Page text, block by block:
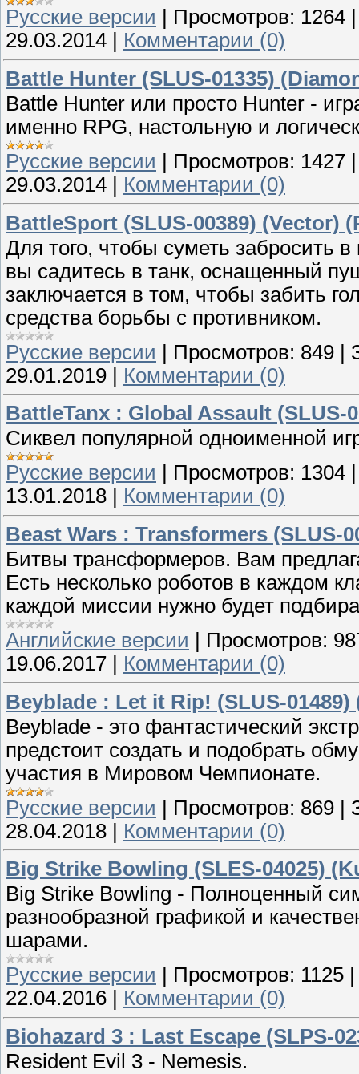
Русские версии Просмотров: 1264
29.03.2014
Комментарии (0)
Battle Hunter (SLUS-01335)
Battle Hunter или просто Hunter -
именно RPG, настольную и
Русские версии
Просмотров: 1427
29.03.2014
Комментарии (0)
BattleSport (SLUS-00389) (Vector)
Для того, чтобы суметь забросить
вы садитесь в танк, оснащенный
заключается в том, чтобы забить
средства борьбы с противником.
Русские версии | Просмотров: 849 |
29.01.2019 | Комментарии (0)
BattleTanx : Global Assault (SLUS-
Сиквел популярной одноименной
Русские версии
Просмотров: 1304
13.01.2018
Комментарии (0)
Beast Wars : Transformers (SLUS-
Битвы трансформеров. Вам
Есть несколько роботов в каждом
каждой миссии нужно будет
Английские версии
Просмотров:
19.06.2017
Комментарии (0)
Beyblade : Let it Rip! (SLUS-01489)
Beyblade - это фантастический
предстоит создать и подобрать
участия в Мировом Чемпионате.
Русские версии | Просмотров: 869 |
28.04.2018 | Комментарии (0)
Big Strike Bowling (SLES-04025)
Big Strike Bowling - Полноценный
разнообразной графикой и
шарами.
Русские версии
Просмотров: 1125
22.04.2016
Комментарии (0)
Biohazard 3 : Last Escape (SLPS-
Resident Evil 3 - Nemesis.